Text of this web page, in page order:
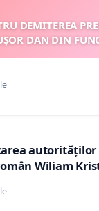
DEMITEREA
DAN DIN
autorităților
Wiliam
în plasament în